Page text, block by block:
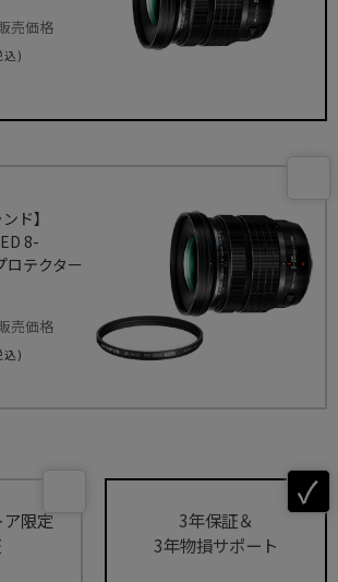
売価格
込)
ド】
8-
ロテクター
売価格
込)
限定
3年保証＆
3年物損サポート